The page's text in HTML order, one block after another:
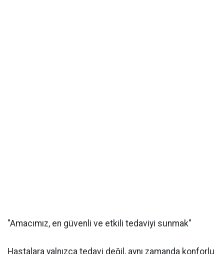
"Amacımız, en güvenli ve etkili tedaviyi sunmak"
Hastalara yalnızca tedavi değil, aynı zamanda konforlu